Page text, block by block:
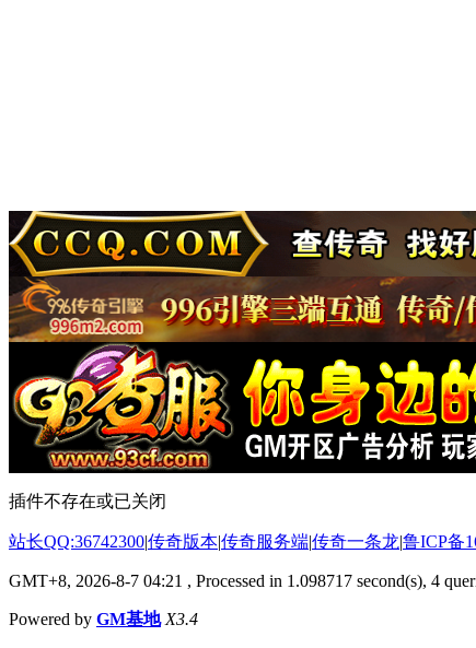
插件不存在或已关闭
站长QQ:36742300|传奇版本|传奇服务端|传奇一条龙|鲁ICP备
GMT+8, 2026-8-7 04:21 , Processed in 1.098717 second(s), 4
Powered by GM基地 X3.4